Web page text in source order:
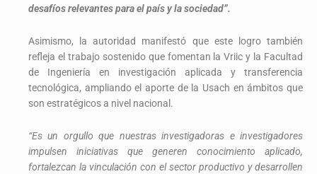
desafíos relevantes para el país y la sociedad”.
Asimismo, la autoridad manifestó que este logro también
refleja el trabajo sostenido que fomentan la Vriic y la Facultad
de Ingeniería en investigación aplicada y transferencia
tecnológica, ampliando el aporte de la Usach en ámbitos que
son estratégicos a nivel nacional.
“Es un orgullo que nuestras investigadoras e investigadores
impulsen iniciativas que generen conocimiento aplicado,
fortalezcan la vinculación con el sector productivo y desarrollen